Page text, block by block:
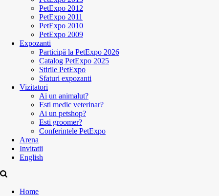
PetExpo 2012
PetExpo 2011
PetExpo 2010
PetExpo 2009
Expozanti
Participă la PetExpo 2026
Catalog PetExpo 2025
Stirile PetExpo
Sfaturi expozanti
Vizitatori
Ai un animalut?
Esti medic veterinar?
Ai un petshop?
Esti groomer?
Conferintele PetExpo
Arena
Invitatii
English
Home